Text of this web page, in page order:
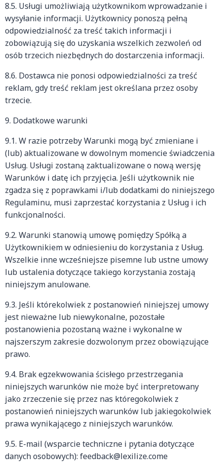
8.5. Usługi umożliwiają użytkownikom wprowadzanie i
wysyłanie informacji. Użytkownicy ponoszą pełną
odpowiedzialność za treść takich informacji i
zobowiązują się do uzyskania wszelkich zezwoleń od
osób trzecich niezbędnych do dostarczenia informacji.
8.6. Dostawca nie ponosi odpowiedzialności za treść
reklam, gdy treść reklam jest określana przez osoby
trzecie.
9. Dodatkowe warunki
9.1. W razie potrzeby Warunki mogą być zmieniane i
(lub) aktualizowane w dowolnym momencie świadczenia
Usług. Usługi zostaną zaktualizowane o nową wersję
Warunków i datę ich przyjęcia. Jeśli użytkownik nie
zgadza się z poprawkami i/lub dodatkami do niniejszego
Regulaminu, musi zaprzestać korzystania z Usług i ich
funkcjonalności.
9.2. Warunki stanowią umowę pomiędzy Spółką a
Użytkownikiem w odniesieniu do korzystania z Usług.
Wszelkie inne wcześniejsze pisemne lub ustne umowy
lub ustalenia dotyczące takiego korzystania zostają
niniejszym anulowane.
9.3. Jeśli którekolwiek z postanowień niniejszej umowy
jest nieważne lub niewykonalne, pozostałe
postanowienia pozostaną ważne i wykonalne w
najszerszym zakresie dozwolonym przez obowiązujące
prawo.
9.4. Brak egzekwowania ścisłego przestrzegania
niniejszych warunków nie może być interpretowany
jako zrzeczenie się przez nas któregokolwiek z
postanowień niniejszych warunków lub jakiegokolwiek
prawa wynikającego z niniejszych warunków.
9.5. E-mail (wsparcie techniczne i pytania dotyczące
danych osobowych): feedback@lexilize.come